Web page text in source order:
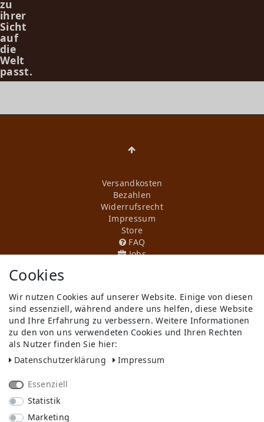
zu
ihrer
Sicht
auf
die
Welt
passt.
Versandkosten
Bezahlen
Widerrufs­recht
Impressum
Store
FAQ
Jobs
Kontakt
Retoure anmelden
Vertrag widerrufen
Mein Konto (anmelden)
Newsletter
Wir in Forst
Cookies
Wir nutzen Cookies auf unserer Website. Einige von diesen
sind essenziell, während andere uns helfen, diese Website
und Ihre Erfahrung zu verbessern. Weitere Informationen
zu den von uns verwendeten Cookies und Ihren Rechten
als Nutzer finden Sie hier:
Daten­schutz­erklärung
Impressum
Essenziell
Statistik
Marketing